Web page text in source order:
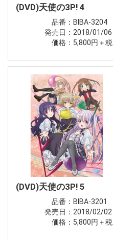
(DVD)天使の3P! 4
品番：BIBA-3204
発売日：2018/01/06
価格：5,800円＋税
(DVD)天使の3P! 5
品番：BIBA-3201
発売日：2018/02/02
価格：5,800円＋税